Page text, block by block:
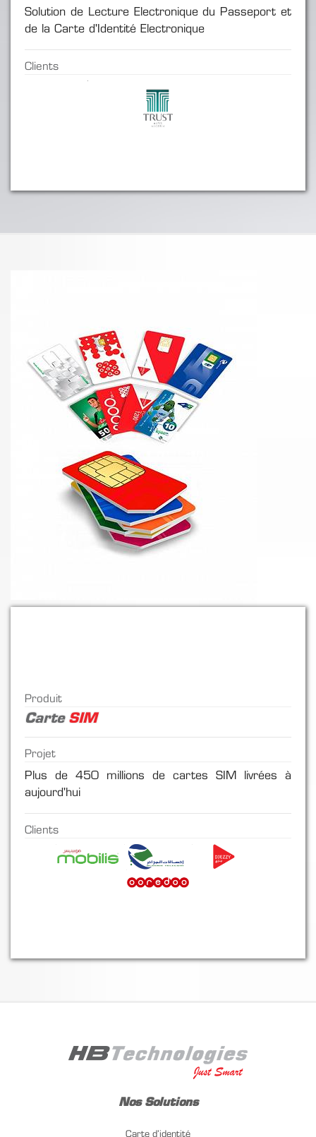
Solution de Lecture Electronique du Passeport et
de la Carte d'Identité Electronique
Clients
Produit
Carte SIM
Projet
Plus de 450 millions de cartes SIM livrées à
aujourd'hui
Clients
Nos Solutions
Carte d’identité